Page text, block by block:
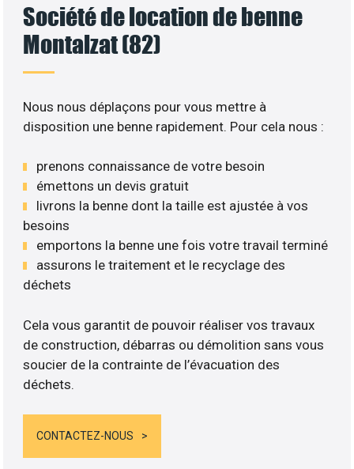
Société de location de benne
Montalzat (82)
Nous nous déplaçons pour vous mettre à
disposition une benne rapidement. Pour cela nous :
prenons connaissance de votre besoin
émettons un devis gratuit
livrons la benne dont la taille est ajustée à vos
besoins
emportons la benne une fois votre travail terminé
assurons le traitement et le recyclage des
déchets
Cela vous garantit de pouvoir réaliser vos travaux
de construction, débarras ou démolition sans vous
soucier de la contrainte de l’évacuation des
déchets.
CONTACTEZ-NOUS